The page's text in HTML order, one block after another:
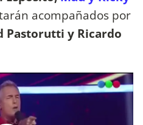
acompañados por
Pastorutti y Ricardo